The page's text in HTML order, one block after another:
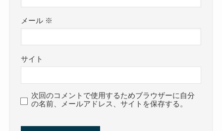
メール ※
サイト
次回のコメントで使用するためブラウザーに自分
の名前、メールアドレス、サイトを保存する。